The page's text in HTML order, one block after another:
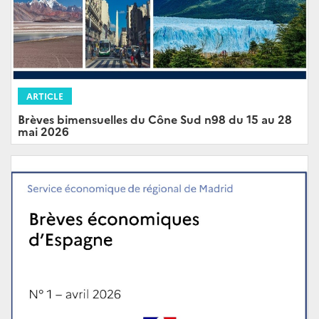
ARTICLE
Brèves bimensuelles du Cône Sud n98 du 15 au 28
mai 2026